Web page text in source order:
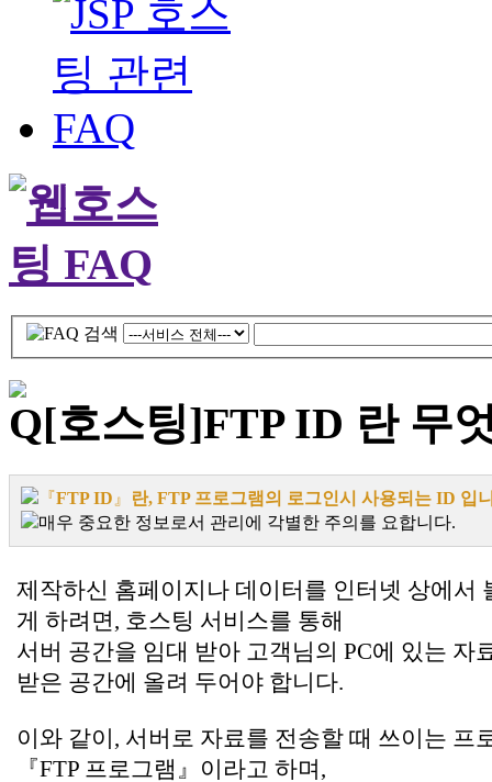
[호스팅]FTP ID 란 무
『FTP ID 』
란, FTP 프로그램의 로그인시 사용되는 ID 입
매우 중요한 정보로서 관리에 각별한 주의를 요합니다.
제작하신 홈페이지나 데이터를 인터넷 상에서
게 하려면, 호스팅 서비스를 통해
서버 공간을 임대 받아 고객님의 PC에 있는 자
받은 공간에 올려 두어야 합니다.
이와 같이, 서버로 자료를 전송할 때 쓰이는 프
『FTP 프로그램』이라고 하며,